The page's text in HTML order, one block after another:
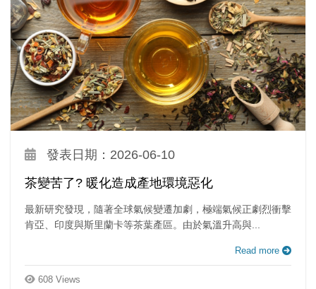
發表日期：2026-06-10
茶變苦了? 暖化造成產地環境惡化
最新研究發現，隨著全球氣候變遷加劇，極端氣候正劇烈衝擊
肯亞、印度與斯里蘭卡等茶葉產區。由於氣溫升高與...
Read more
608 Views